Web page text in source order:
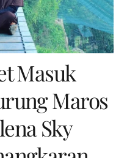
Masuk
Maros
Sky